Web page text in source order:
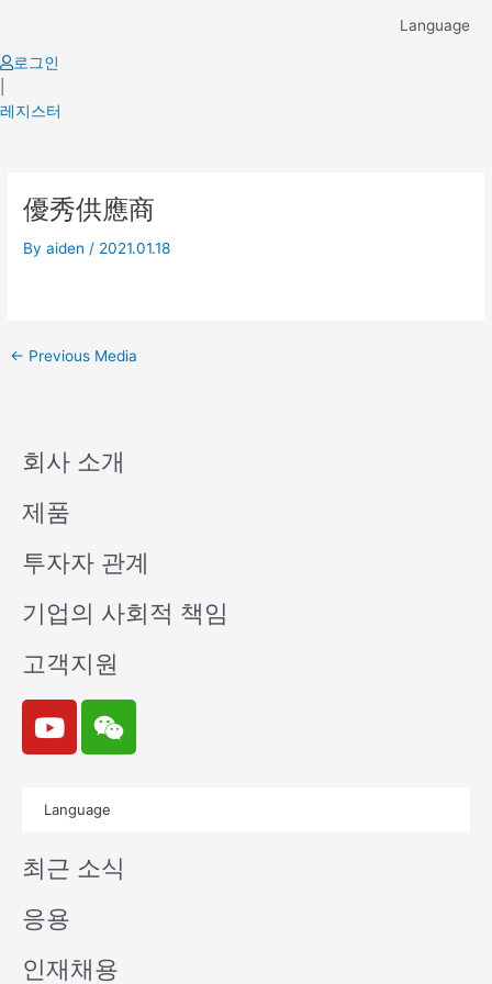
content
Language
로그인
레지스터
優秀供應商
Byaiden / 2021.01.18
navigation
← Previous Media
회사 소개
제품
투자자 관계
기업의 사회적 책임
고객지원
Y
o
u
e
W
e
i
n
Language
최근 소식
응용
인재채용